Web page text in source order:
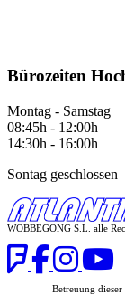
Bürozeiten
Montag - Samstag
08:45h - 12:00h
14:30h - 16:00h
Sontag geschlossen
WOBBEGONG S.L. alle
Betreuung dieser